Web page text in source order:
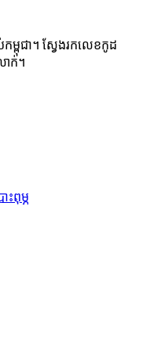
ជា។ ស្វែងរកលេខកូដ
ក់។
ពុម្ភ